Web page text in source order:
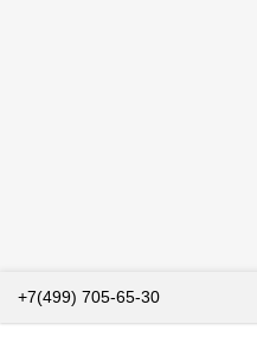
+7(499) 705-65-30